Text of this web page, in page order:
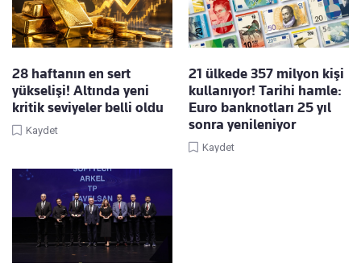
28 haftanın en sert
yükselişi! Altında yeni
kritik seviyeler belli oldu
Kaydet
21 ülkede 357 milyon kişi
kullanıyor! Tarihi hamle:
Euro banknotları 25 yıl
sonra yenileniyor
Kaydet